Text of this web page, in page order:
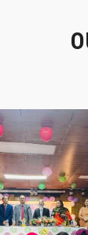
গৌরবের মুহূর্ত